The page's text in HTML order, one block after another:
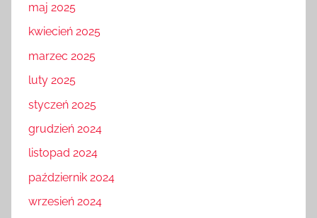
maj 2025
kwiecień 2025
marzec 2025
luty 2025
styczeń 2025
grudzień 2024
listopad 2024
październik 2024
wrzesień 2024